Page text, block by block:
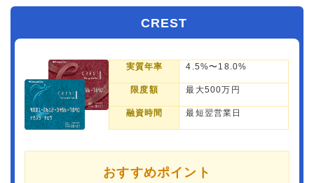
CREST
実質年率 4.5%〜18.0%
限度額 最大500万円
融資時間 最短翌営業日
おすすめポイント